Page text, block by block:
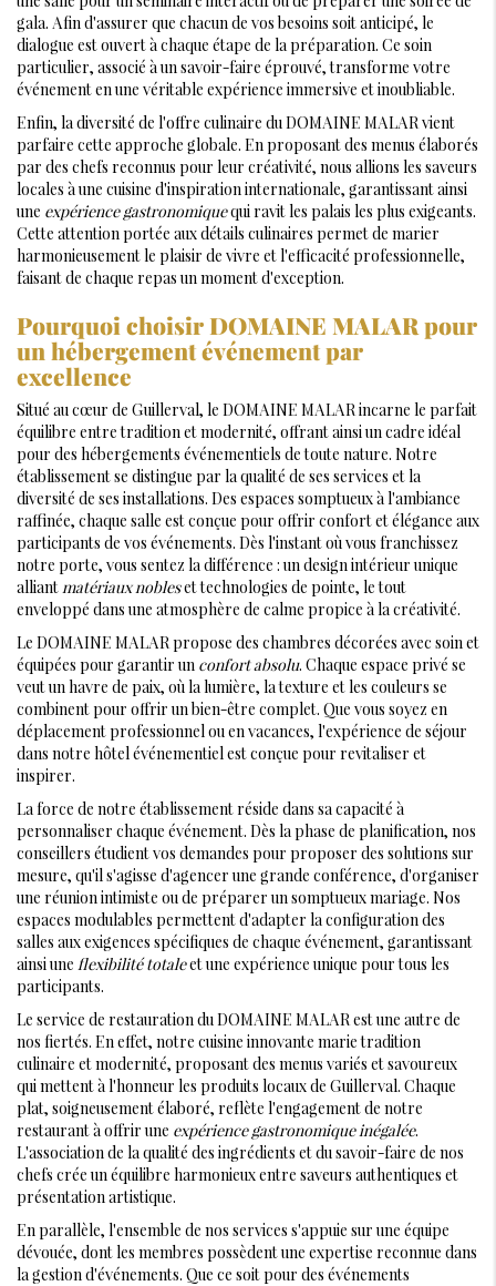
gala. Afin d'assurer que chacun de vos besoins soit anticipé, le
dialogue est ouvert à chaque étape de la préparation. Ce soin
particulier, associé à un savoir-faire éprouvé, transforme votre
événement en une véritable expérience immersive et inoubliable.
Enfin, la diversité de l'offre culinaire du DOMAINE MALAR vient
parfaire cette approche globale. En proposant des menus élaborés
par des chefs reconnus pour leur créativité, nous allions les saveurs
locales à une cuisine d'inspiration internationale, garantissant ainsi
une expérience gastronomiquequi ravit les palais les plus exigeants.
Cette attention portée aux détails culinaires permet de marier
harmonieusement le plaisir de vivre et l'efficacité professionnelle,
faisant de chaque repas un moment d'exception.
Pourquoi choisir DOMAINE MALAR pour
un hébergement événement par
excellence
Situé au cœur de Guillerval, le DOMAINE MALAR incarne le parfait
équilibre entre tradition et modernité, offrant ainsi un cadre idéal
pour des hébergements événementiels de toute nature. Notre
établissement se distingue par la qualité de ses services et la
diversité de ses installations. Des espaces somptueux à l'ambiance
raffinée, chaque salle est conçue pour offrir confort et élégance aux
participants de vos événements. Dès l'instant où vous franchissez
notre porte, vous sentez la différence : un design intérieur unique
alliant matériaux nobleset technologies de pointe, le tout
enveloppé dans une atmosphère de calme propice à la créativité.
Le DOMAINE MALAR propose des chambres décorées avec soin et
équipées pour garantir un confort absolu. Chaque espace privé se
veut un havre de paix, où la lumière, la texture et les couleurs se
combinent pour offrir un bien-être complet. Que vous soyez en
déplacement professionnel ou en vacances, l'expérience de séjour
dans notre hôtel événementiel est conçue pour revitaliser et
inspirer.
La force de notre établissement réside dans sa capacité à
personnaliser chaque événement. Dès la phase de planification, nos
conseillers étudient vos demandes pour proposer des solutions sur
mesure, qu'il s'agisse d'agencer une grande conférence, d'organiser
une réunion intimiste ou de préparer un somptueux mariage. Nos
espaces modulables permettent d'adapter la configuration des
salles aux exigences spécifiques de chaque événement, garantissant
ainsi une flexibilité totaleet une expérience unique pour tous les
participants.
Le service de restauration du DOMAINE MALAR est une autre de
nos fiertés. En effet, notre cuisine innovante marie tradition
culinaire et modernité, proposant des menus variés et savoureux
qui mettent à l'honneur les produits locaux de Guillerval. Chaque
plat, soigneusement élaboré, reflète l'engagement de notre
restaurant à offrir une expérience gastronomique inégalée.
L'association de la qualité des ingrédients et du savoir-faire de nos
chefs crée un équilibre harmonieux entre saveurs authentiques et
présentation artistique.
En parallèle, l'ensemble de nos services s'appuie sur une équipe
dévouée, dont les membres possèdent une expertise reconnue dans
la gestion d'événements. Que ce soit pour des événements